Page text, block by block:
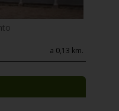
a 0,13 km.